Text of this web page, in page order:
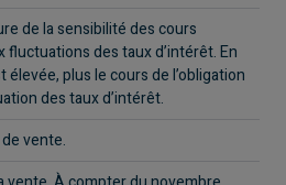
de la sensibilité des cours
fluctuations des taux d’intérêt. En
plus le cours de l’obligation
des taux d’intérêt.
vente.